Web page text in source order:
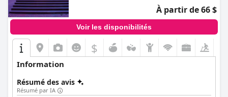
À partir de 66 $
Voir les disponibilités
$
Information
Résumé des avis
Résumé par IA